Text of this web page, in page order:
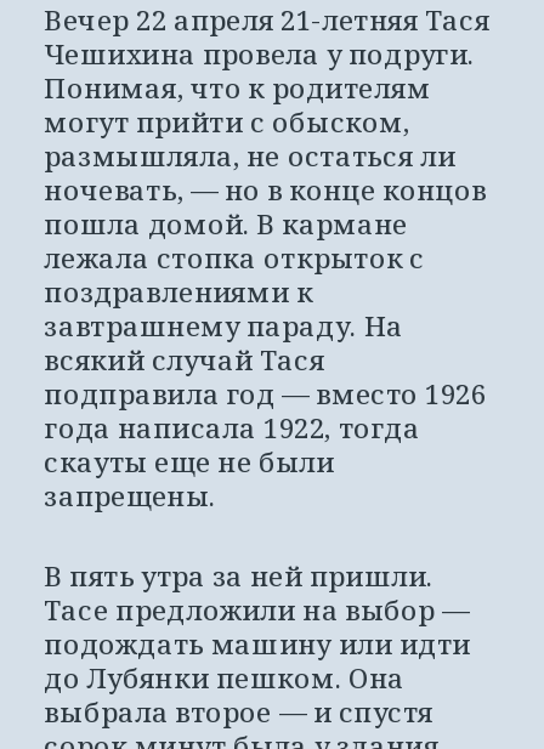
Вечер 22 апреля 21-летняя Тася
Чешихина провела у подруги.
Понимая, что к родителям
могут прийти с обыском,
размышляла, не остаться ли
ночевать, — но в конце концов
пошла домой. В кармане
лежала стопка открыток с
поздравлениями к
завтрашнему параду. На
всякий случай Тася
подправила год — вместо 1926
года написала 1922, тогда
скауты еще не были
запрещены.
В пять утра за ней пришли.
Тасе предложили на выбор —
подождать машину или идти
до Лубянки пешком. Она
выбрала второе — и спустя